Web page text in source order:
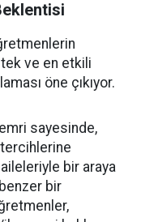
ve en etkili
öne çıkıyor.
sayesinde,
bir araya
bir